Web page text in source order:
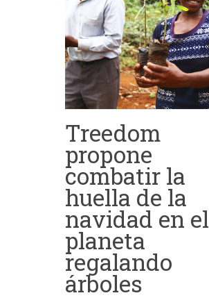
Treedom
propone
combatir la
huella de la
navidad en el
planeta
regalando
árboles